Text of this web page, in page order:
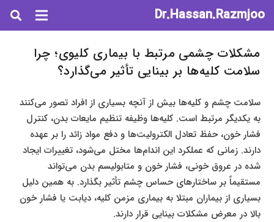
Dr.Hassan.Razmjoo
مشکلات چشمی مرتبط با بیماری کلیوی؛ چرا
سلامت کلیه‌ها بر بینایی تأثیر می‌گذارد؟
سلامت چشم و کلیه‌ها بیش از آنچه بسیاری از افراد تصور می‌کنند
به یکدیگر مرتبط است. کلیه‌ها وظیفه تنظیم مایعات بدن، کنترل
فشار خون، حفظ تعادل الکترولیت‌ها و دفع مواد زائد را بر عهده
دارند. زمانی که عملکرد این اندام‌ها مختل می‌شود، تغییرات ایجاد
شده در عروق خونی، فشار خون و متابولیسم بدن می‌تواند
مستقیماً بر ساختارهای حساس چشم تأثیر بگذارد. به همین دلیل
بسیاری از بیماران مبتلا به بیماری مزمن کلیه، دیابت یا فشار خون
بالا در معرض مشکلات بینایی قرار دارند.